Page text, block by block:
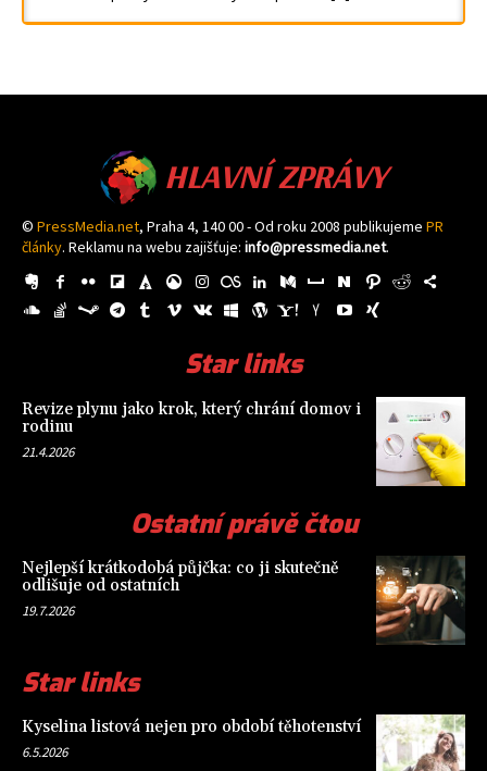
HLAVNÍ ZPRÁVY
© PressMedia.net, Praha 4, 140 00 - Od roku 2008 publikujeme PR
články. Reklamu na webu zajišťuje: info@pressmedia.net.
Star links
Revize plynu jako krok, který chrání domov i
rodinu
21.4.2026
Ostatní právě čtou
Nejlepší krátkodobá půjčka: co ji skutečně
odlišuje od ostatních
19.7.2026
Star links
Kyselina listová nejen pro období těhotenství
6.5.2026